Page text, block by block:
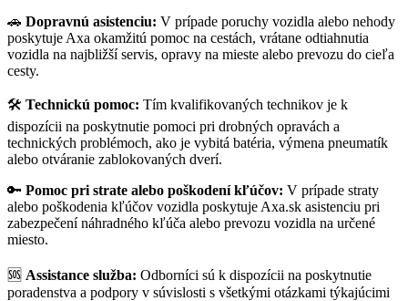
🚗 Dopravnú asistenciu: V prípade poruchy vozidla alebo nehody
poskytuje Axa okamžitú pomoc na cestách, vrátane odtiahnutia
vozidla na najbližší servis, opravy na mieste alebo prevozu do cieľa
cesty.
🛠️ Technickú pomoc: Tím kvalifikovaných technikov je k
dispozícii na poskytnutie pomoci pri drobných opravách a
technických problémoch, ako je vybitá batéria, výmena pneumatík
alebo otváranie zablokovaných dverí.
🔑 Pomoc pri strate alebo poškodení kľúčov: V prípade straty
alebo poškodenia kľúčov vozidla poskytuje Axa.sk asistenciu pri
zabezpečení náhradného kľúča alebo prevozu vozidla na určené
miesto.
🆘 Assistance služba: Odborníci sú k dispozícii na poskytnutie
poradenstva a podpory v súvislosti s všetkými otázkami týkajúcimi